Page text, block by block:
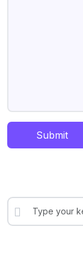
Submit